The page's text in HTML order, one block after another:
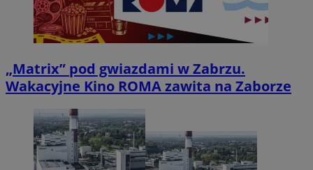
„Matrix” pod gwiazdami w Zabrzu.
Wakacyjne Kino ROMA zawita na Zaborze